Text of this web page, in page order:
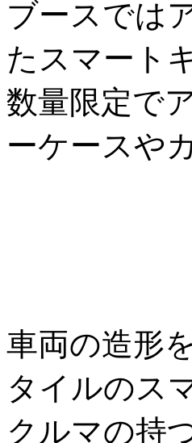
ブースでは
たスマート
数量限定で
ーケースや
車両の造形
タイルのス
クルマの持